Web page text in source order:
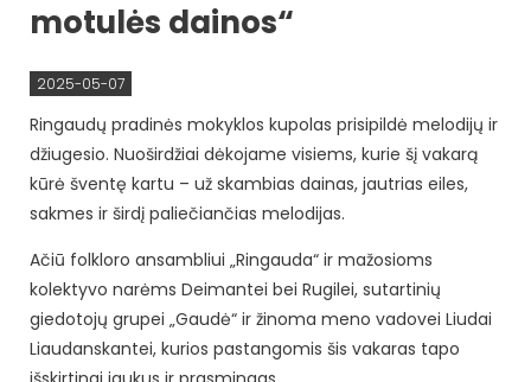
motulės dainos“
2025-05-07
Ringaudų pradinės mokyklos kupolas prisipildė melodijų ir
džiugesio. Nuoširdžiai dėkojame visiems, kurie šį vakarą
kūrė šventę kartu – už skambias dainas, jautrias eiles,
sakmes ir širdį paliečiančias melodijas.
Ačiū folkloro ansambliui „Ringauda“ ir mažosioms
kolektyvo narėms Deimantei bei Rugilei, sutartinių
giedotojų grupei „Gaudė“ ir žinoma meno vadovei Liudai
Liaudanskantei, kurios pastangomis šis vakaras tapo